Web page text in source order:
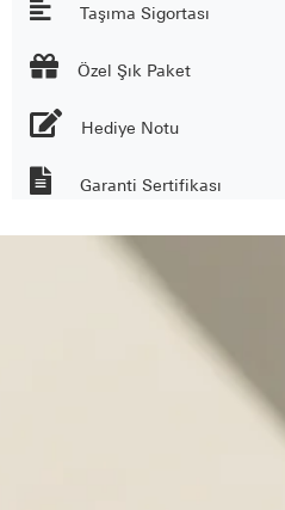
Taşıma Sigortası
 Özel Şık Paket
Hediye Notu
Garanti Sertifikası